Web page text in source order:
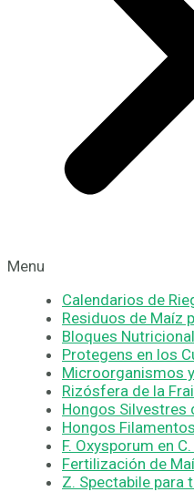
Menu
Calendarios de
Residuos de Maíz
Bloques
Protegens en los
Microorganismos
Rizósfera de la
Hongos Silvestres
Hongos
F. Oxysporum en
Fertilización de
Z. Spectabile para